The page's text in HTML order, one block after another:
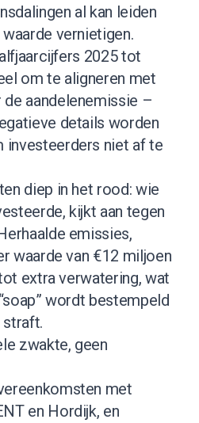
al kan leiden
vernietigen.
2025 tot
om te aligneren met
aandelenemissie –
details worden
investeerders niet af te
diep in het rood: wie
kijkt aan tegen
emissies,
waarde van €12 miljoen
extra verwatering, wat
wordt bestempeld
straft.
zwakte, geen
met
en Hordijk, en